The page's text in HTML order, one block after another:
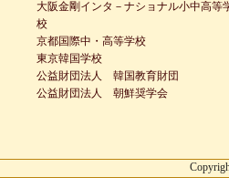
大阪金剛インタ－ナショナル小中高等
校
京都国際中・高等学校
東京韓国学校
公益財団法人 韓国教育財団
公益財団法人 朝鮮奨学会